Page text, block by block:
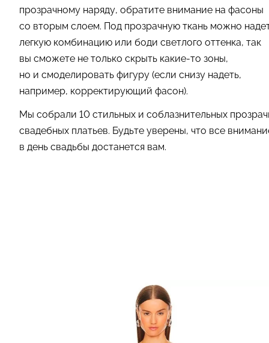
прозрачному наряду, обратите внимание на фасоны
со вторым слоем. Под прозрачную ткань можно
легкую комбинацию или боди светлого оттенка, так
вы сможете не только скрыть какие-то зоны,
но и смоделировать фигуру (если снизу надеть,
например, корректирующий фасон).
Мы собрали 10 стильных и соблазнительных
свадебных платьев. Будьте уверены, что все
в день свадьбы достанется вам.